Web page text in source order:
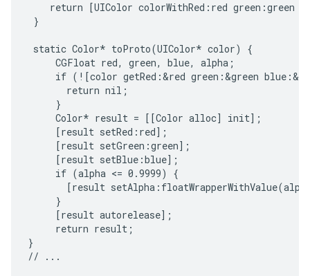
return [UIColor colorWithRed:red green:green
}
static Color* toProto(UIColor* color) {
     CGFloat red, green, blue, alpha;
if (![color getRed:&red green:&green
       return nil;
     }
     Color* result = [[Color alloc] init];
     [result setRed:red];
     [result setGreen:green];
     [result setBlue:blue];
     if (alpha <= 0.9999) {
[result
     }
     [result autorelease];
     return result;
}